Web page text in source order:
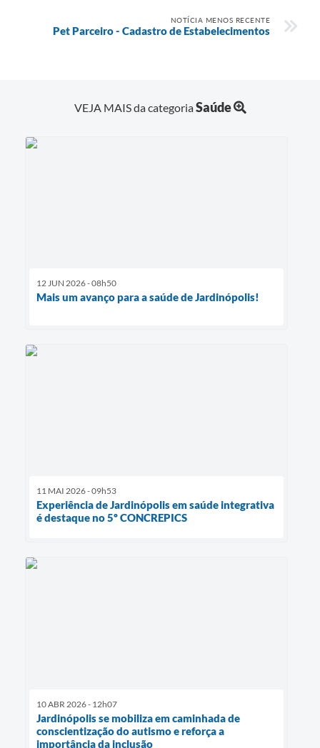
NOTÍCIA MENOS RECENTE
Pet Parceiro - Cadastro de Estabelecimentos
VEJA MAIS da categoriaSaúde
12 JUN 2026 - 08h50
Mais um avanço para a saúde de Jardinópolis!
11 MAI 2026 - 09h53
Experiência de Jardinópolis em saúde integrativa
é destaque no 5º CONCREPICS
10 ABR 2026 - 12h07
Jardinópolis se mobiliza em caminhada de
conscientização do autismo e reforça a
importância da inclusão